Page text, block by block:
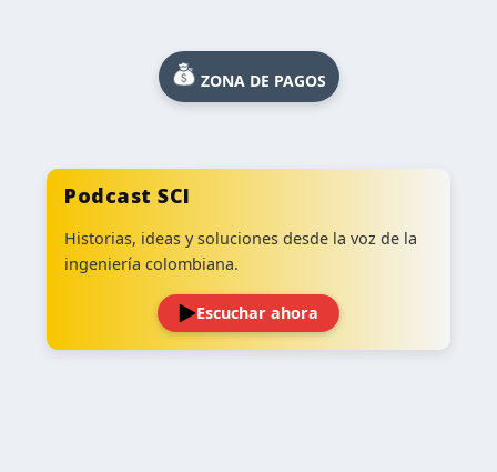
ZONA DE PAGOS
Podcast SCI
Historias, ideas y soluciones desde la voz de la
ingeniería colombiana.
Escuchar ahora